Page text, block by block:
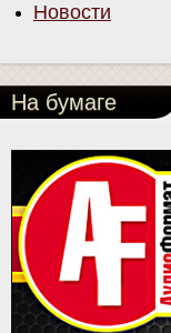
Новости
На бумаге